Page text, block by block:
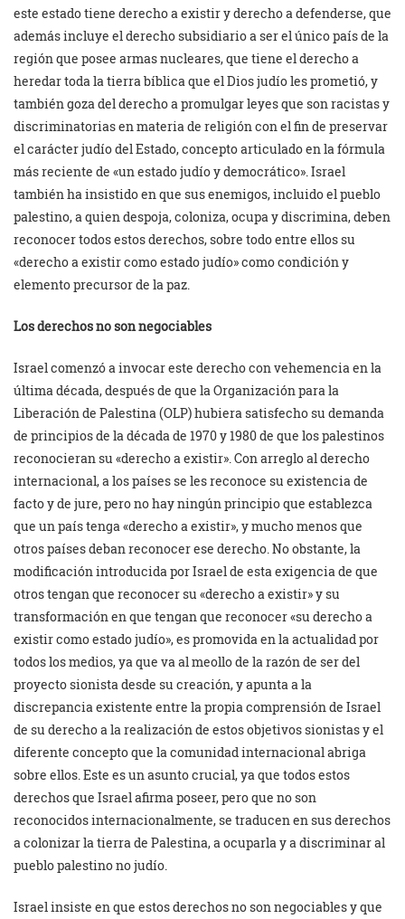
este estado tiene derecho a existir y derecho a defenderse, que
además incluye el derecho subsidiario a ser el único país de la
región que posee armas nucleares, que tiene el derecho a
heredar toda la tierra bíblica que el Dios judío les prometió, y
también goza del derecho a promulgar leyes que son racistas y
discriminatorias en materia de religión con el fin de preservar
el carácter judío del Estado, concepto articulado en la fórmula
más reciente de «un estado judío y democrático». Israel
también ha insistido en que sus enemigos, incluido el pueblo
palestino, a quien despoja, coloniza, ocupa y discrimina, deben
reconocer todos estos derechos, sobre todo entre ellos su
«derecho a existir como estado judío» como condición y
elemento precursor de la paz.
Los derechos no son negociables
Israel comenzó a invocar este derecho con vehemencia en la
última década, después de que la Organización para la
Liberación de Palestina (OLP) hubiera satisfecho su demanda
de principios de la década de 1970 y 1980 de que los palestinos
reconocieran su «derecho a existir». Con arreglo al derecho
internacional, a los países se les reconoce su existencia de
facto y de jure, pero no hay ningún principio que establezca
que un país tenga «derecho a existir», y mucho menos que
otros países deban reconocer ese derecho. No obstante, la
modificación introducida por Israel de esta exigencia de que
otros tengan que reconocer su «derecho a existir» y su
transformación en que tengan que reconocer «su derecho a
existir como estado judío», es promovida en la actualidad por
todos los medios, ya que va al meollo de la razón de ser del
proyecto sionista desde su creación, y apunta a la
discrepancia existente entre la propia comprensión de Israel
de su derecho a la realización de estos objetivos sionistas y el
diferente concepto que la comunidad internacional abriga
sobre ellos. Este es un asunto crucial, ya que todos estos
derechos que Israel afirma poseer, pero que no son
reconocidos internacionalmente, se traducen en sus derechos
a colonizar la tierra de Palestina, a ocuparla y a discriminar al
pueblo palestino no judío.
Israel insiste en que estos derechos no son negociables y que